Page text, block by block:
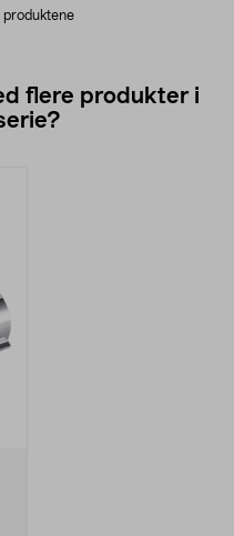
produktene
flere produkter i